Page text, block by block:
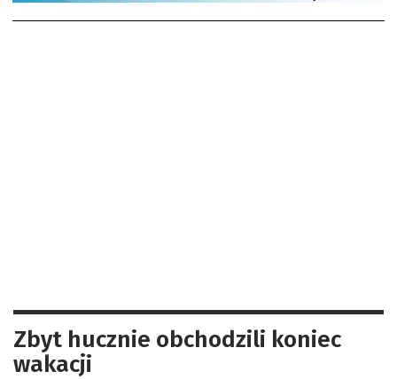
Zbyt hucznie obchodzili koniec
wakacji